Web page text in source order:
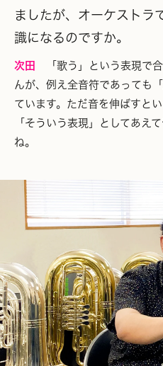
ましたが、オーケストラ
識になるのですか。
次田
「歌う」という表現で
んが、例え全音符であっても
ています。ただ音を伸ばすと
「そういう表現」としてあえ
ね。